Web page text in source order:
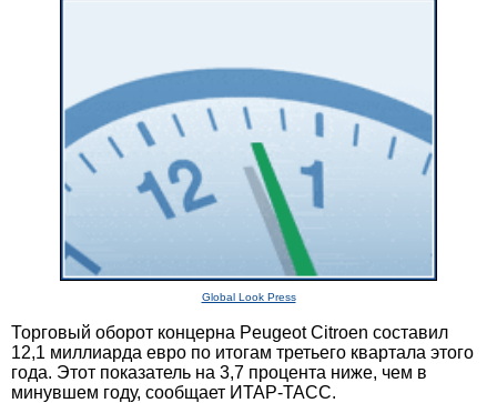
Global Look Press
Торговый оборот концерна Peugeot Citroen составил
12,1 миллиарда евро по итогам третьего квартала этого
года. Этот показатель на 3,7 процента ниже, чем в
минувшем году, сообщает ИТАР-ТАСС.